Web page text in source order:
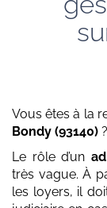
Vous êtes à la
Bondy (93140) ?
Le rôle d’un
très vague. À
les loyers, il